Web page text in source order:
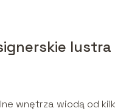
lustra
wnętrza wiodą od